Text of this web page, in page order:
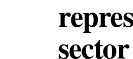
sector